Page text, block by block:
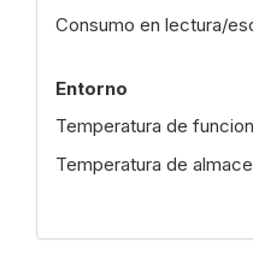
Consumo en lectura/
Entorno
Temperatura de
Temperatura de